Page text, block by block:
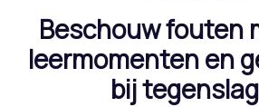
Beschouw fouten
leermomenten en
bij